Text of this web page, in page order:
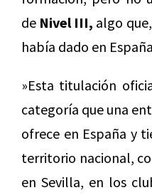
de Nivel III, algo
había dado en
»Esta titulación
categoría que una
ofrece en España y
territorio nacional,
en Sevilla, en los